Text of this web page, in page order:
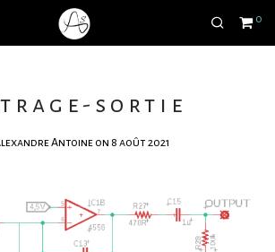
0
sortie
Antoine on 8 août 2021